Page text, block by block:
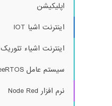
اپلیکیشن
اینترنت اشیا IOT
اینترنت اشیاء تئوریک
سیستم عامل FreeRTOS
نرم افزار Node Red